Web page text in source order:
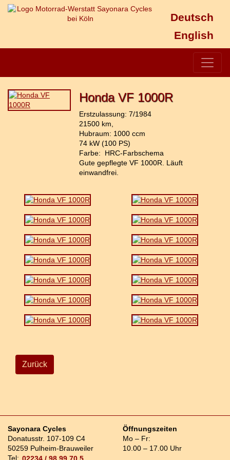
Deutsch
English
Honda VF 1000R
Erstzulassung: 7/1984
21500 km,
Hubraum: 1000 ccm
74 kW (100 PS)
Farbe: HRC-Farbschema
Gute gepflegte VF 1000R. Läuft
einwandfrei.
Zurück
Sayonara Cycles
Donatusstr. 107-109 C4
50259 Pulheim-Brauweiler
Tel: 02234 / 98 99 70 5
Öffnungszeiten
Mo – Fr:
10.00 – 17.00 Uhr